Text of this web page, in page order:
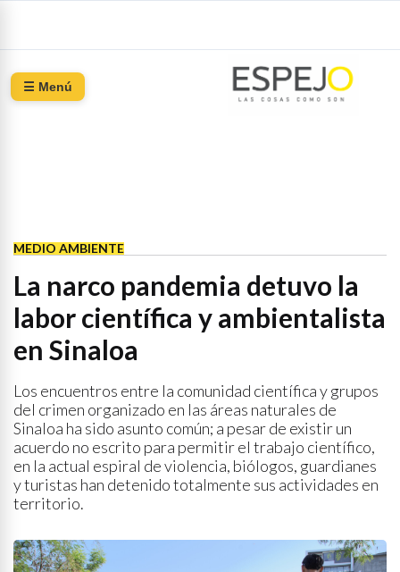
☰ Menú
MEDIO AMBIENTE
La narco pandemia detuvo la
labor científica y ambientalista
en Sinaloa
Los encuentros entre la comunidad científica y grupos
del crimen organizado en las áreas naturales de
Sinaloa ha sido asunto común; a pesar de existir un
acuerdo no escrito para permitir el trabajo científico,
en la actual espiral de violencia, biólogos, guardianes
y turistas han detenido totalmente sus actividades en
territorio.